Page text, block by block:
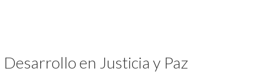
en Justicia y Paz